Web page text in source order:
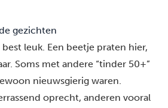
gezichten
leuk. Een beetje praten hier,
Soms met andere “tinder 50+”
nieuwsgierig waren.
oprecht, anderen vooral